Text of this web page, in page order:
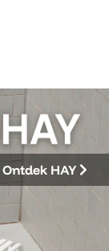
Ontdek HAY